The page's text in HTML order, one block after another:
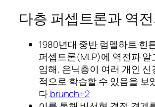
다층 퍼셉트론과 역
1980년대 중반 럼멜하트·힌
퍼셉트론(MLP)에 역전파 알
입해, 은닉층이 여러 개인
적으로 학습할 수 있음을 보
다.brunch+2